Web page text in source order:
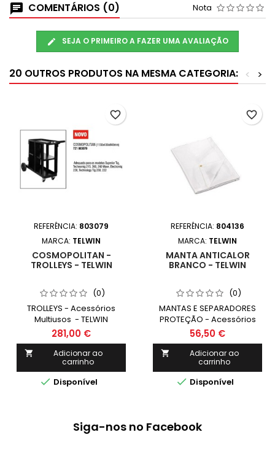
COMENTÁRIOS (0) Nota
SEJA O PRIMEIRO A FAZER UMA AVALIAÇÃO
20 OUTROS PRODUTOS NA MESMA CATEGORIA: >
<
REFERÊNCIA: 803079
MARCA: TELWIN
COSMOPOLITAN -
TROLLEYS - TELWIN
(0)
TROLLEYS - Acessórios
Multiusos - TELWIN
COSMOPOLITAN YYNN
281,00 €

Adicionar ao
carrinho
 Disponível
favorite_border
REFERÊNCIA: 804136
MARCA: TELWIN
MANTA ANTICALOR
BRANCO - TELWIN
(0)
MANTAS E SEPARADORES
PROTEÇÃO - Acessórios
Multiusos - TELWIN MANTA
ANTICALOR
1950mm/2000mm
56,50 €

Adicionar ao
carrinho
 Disponível
favorite_border
Siga-nos no Facebook